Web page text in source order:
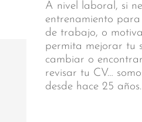
A nivel laboral, si
entrenamiento
de trabajo, o
permita mejorar tu
cambiar o
revisar tu CV…
desde hace 25 años.